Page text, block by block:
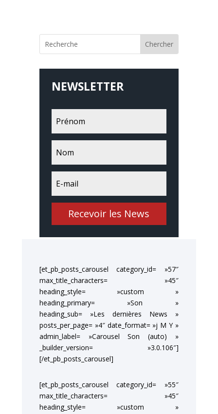
NEWSLETTER
Recevoir les News
[et_pb_posts_carousel category_id= »57″
max_title_characters= »45″
heading_style= »custom »
heading_primary= »Son »
heading_sub= »Les dernières News »
posts_per_page= »4″ date_format= »j M Y »
admin_label= »Carousel Son (auto) »
_builder_version= »3.0.106″]
[/et_pb_posts_carousel]
[et_pb_posts_carousel category_id= »55″
max_title_characters= »45″
heading_style= »custom »